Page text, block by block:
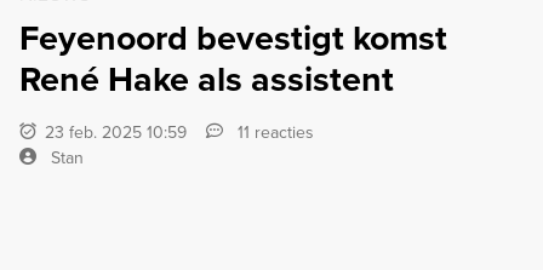
Feyenoord bevestigt komst
René Hake als assistent
23 feb. 2025 10:59
11 reacties
Stan